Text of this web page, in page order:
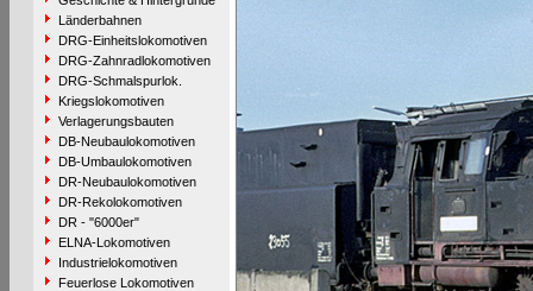
Länderbahnen
DRG-Einheitslokomotiven
DRG-Zahnradlokomotiven
DRG-Schmalspurlok.
Kriegslokomotiven
Verlagerungsbauten
DB-Neubaulokomotiven
DB-Umbaulokomotiven
DR-Neubaulokomotiven
DR-Rekolokomotiven
DR - "6000er"
ELNA-Lokomotiven
Industrielokomotiven
Feuerlose Lokomotiven